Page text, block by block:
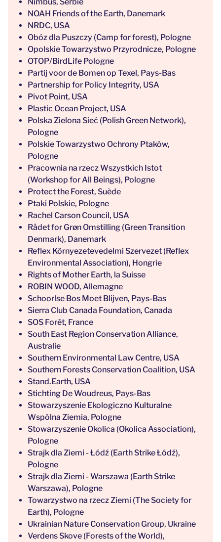
NOAH Friends of the Earth, Danemark
NRDC, USA
Obóz dla Puszczy (Camp for forest), Pologne
Opolskie Towarzystwo Przyrodnicze, Pologne
OTOP/BirdLife Pologne
Partij voor de Bomen op Texel, Pays-Bas
Partnership for Policy Integrity, USA
Pivot Point, USA
Plastic Ocean Project, USA
Polska Zielona Sieć (Polish Green Network),
Pologne
Polskie Towarzystwo Ochrony Ptaków,
Pologne
Pracownia na rzecz Wszystkich Istot
(Workshop for All Beings), Pologne
Protect the Forest, Suède
Ptaki Polskie, Pologne
Rachel Carson Council, USA
Rådet for Grøn Omstilling (Green Transition
Denmark), Danemark
Reflex Környezetevedelmi Szervezet (Reflex
Environmental Association), Hongrie
Rights of Mother Earth, la Suisse
ROBIN WOOD, Allemagne
Schoorlse Bos Moet Blijven, Pays-Bas
Sierra Club Canada Foundation, Canada
SOS Forêt, France
South East Region Conservation Alliance,
Australie
Southern Environmental Law Centre, USA
Southern Forests Conservation Coalition, USA
Stand.Earth, USA
Stichting De Woudreus, Pays-Bas
Stowarzyszenie Ekologiczno Kulturalne
Wspólna Ziemia, Pologne
Stowarzyszenie Okolica (Okolica Association),
Pologne
Strajk dla Ziemi - Łódź (Earth Strike Łódź),
Pologne
Strajk dla Ziemi - Warszawa (Earth Strike
Warszawa), Pologne
Towarzystwo na rzecz Ziemi (The Society for
Earth), Pologne
Ukrainian Nature Conservation Group, Ukraine
Verdens Skove (Forests of the World),